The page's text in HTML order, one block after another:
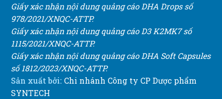
Giấy xác nhận nội dung quảng cáo DHA Drops số
978/2021/XNQC-ATTP.
Giấy xác nhận nội dung quảng cáo D3 K2MK7 số
1115/2021/XNQC-ATTP.
Giấy xác nhận nội dung quảng cáo DHA Soft Capsules
số 1812/2023/XNQC-ATTP.
Sản xuất bởi: Chi nhánh Công ty CP Dược phẩm
SYNTECH